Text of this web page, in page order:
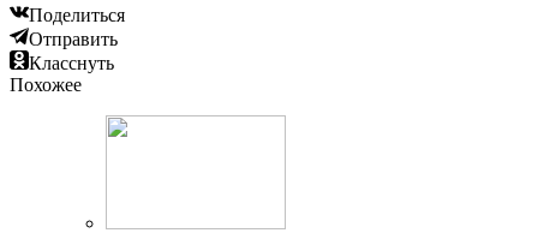
Поделиться
Отправить
Класснуть
Похожее